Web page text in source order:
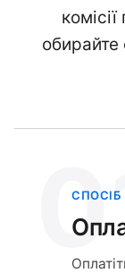
обирайте
СПОСІБ